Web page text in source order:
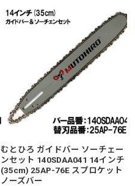
むとひろ ガイドバー ソーチェー
ンセット 140SDAA041 14インチ
(35cm) 25AP-76E スプロケット
ノーズバー